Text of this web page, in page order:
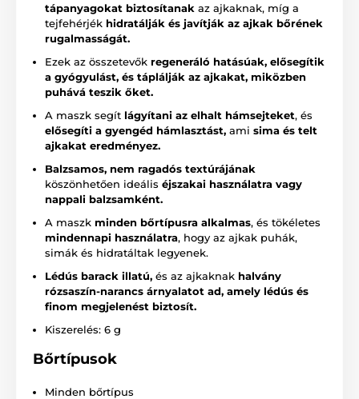
tápanyagokat biztosítanak az ajkaknak, míg a
tejfehérjék hidratálják és javítják az ajkak bőrének
rugalmasságát.
Ezek az összetevők regeneráló hatásúak, elősegítik
a gyógyulást, és táplálják az ajkakat, miközben
puhává teszik őket.
A maszk segít lágyítani az elhalt hámsejteket, és
elősegíti a gyengéd hámlasztást, ami sima és telt
ajkakat eredményez.
Balzsamos, nem ragadós textúrájának
köszönhetően ideális éjszakai használatra vagy
nappali balzsamként.
A maszk minden bőrtípusra alkalmas, és tökéletes
mindennapi használatra, hogy az ajkak puhák,
simák és hidratáltak legyenek.
Lédús barack illatú, és az ajkaknak halvány
rózsaszín-narancs árnyalatot ad, amely lédús és
finom megjelenést biztosít.
Kiszerelés: 6 g
Bőrtípusok
Minden bőrtípus